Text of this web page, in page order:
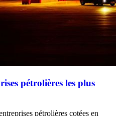
pétrolières les plus
pétrolières cotées en